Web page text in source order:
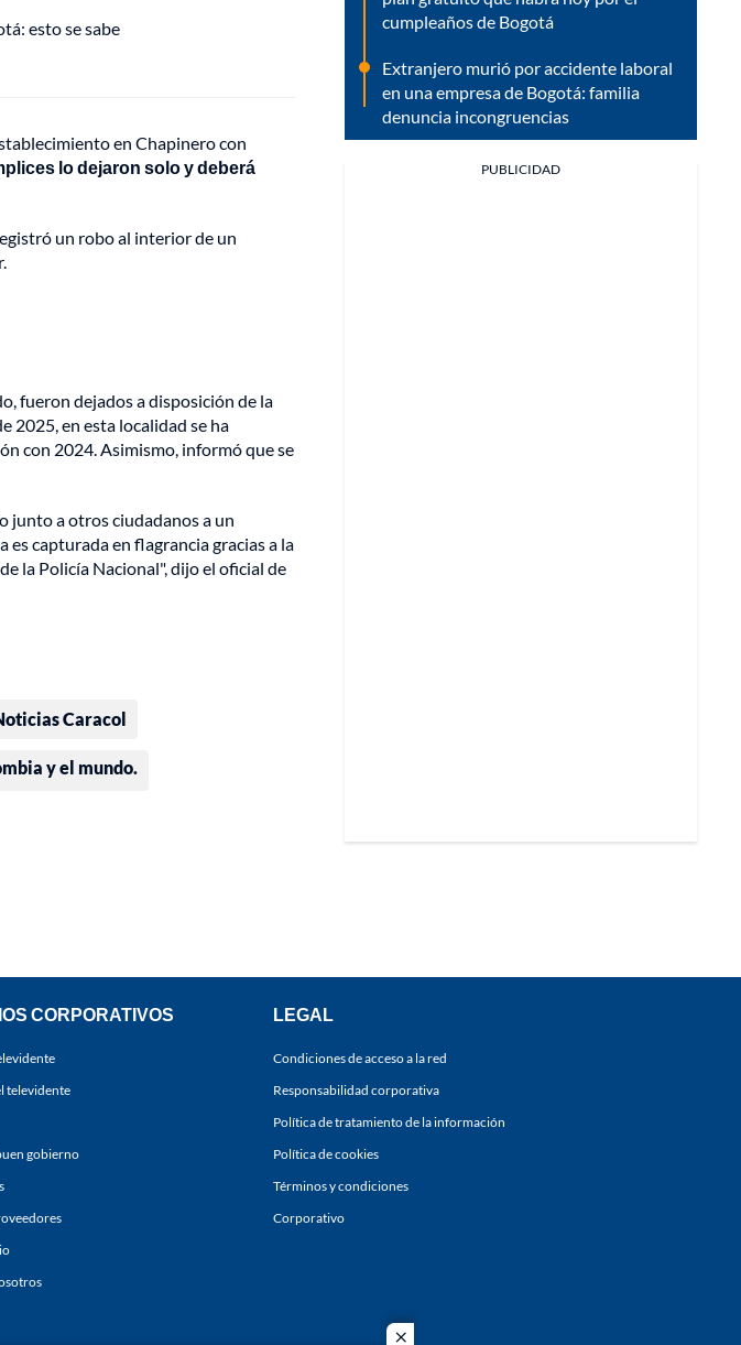
esto se sabe
en Chapinero con
lo dejaron solo y deberá
un robo al interior de un
fueron dejados a disposición de la
2025, en esta localidad se ha
con 2024. Asimismo, informó que se
junto a otros ciudadanos a un
capturada en flagrancia gracias a la
la Policía Nacional", dijo el oficial de
Caracol
y el mundo.
cumpleaños de Bogotá
Extranjero murió por accidente laboral
en una empresa de Bogotá: familia
denuncia incongruencias
PUBLICIDAD
CORPORATIVOS
televidente
gobierno
LEGAL
Condiciones de acceso a la red
Responsabilidad corporativa
Política de tratamiento de la información
Política de cookies
Términos y condiciones
Corporativo